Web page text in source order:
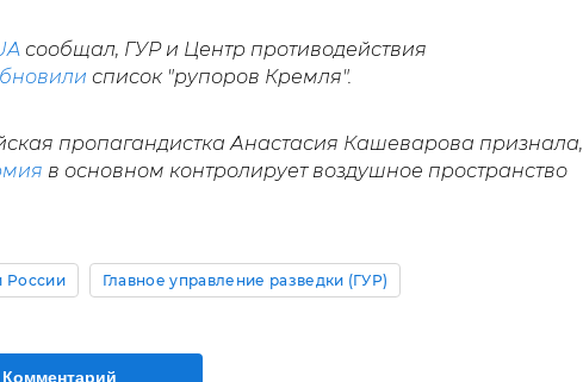
сообщал, ГУР и Центр противодействия
список "рупоров Кремля".
пропагандистка Анастасия Кашеварова признала,
в основном контролирует воздушное пространство
России Главное управление разведки (ГУР)